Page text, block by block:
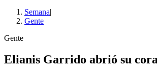
Semana|
Gente
Gente
Elianis Garrido abrió su